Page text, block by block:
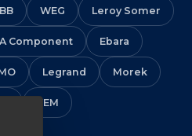
WEG Leroy Somer
Component Ebara
Legrand Morek
VEM